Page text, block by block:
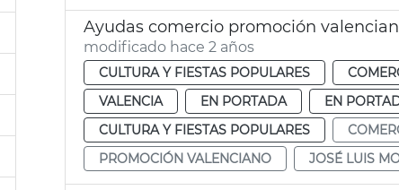
Ayudas comercio promoción
modificado hace 2 años
CULTURA Y FIESTAS POPULARES
VALENCIA
EN PORTADA EN
CULTURA Y FIESTAS POPULARES
PROMOCIÓN VALENCIANO
JOSÉ LUIS